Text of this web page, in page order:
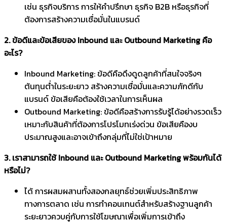
เช่น ธุรกิจบริการ การให้คำปรึกษา ธุรกิจ B2B หรือธุรกิจที่
ต้องการสร้างความเชื่อมั่นในแบรนด์
2. ข้อดีและข้อเสียของ Inbound และ Outbound Marketing คือ
อะไร?
Inbound Marketing: ข้อดีคือดึงดูดลูกค้าที่สนใจจริงๆ
ต้นทุนต่ำในระยะยาว สร้างความเชื่อมั่นและความภักดีกับ
แบรนด์ ข้อเสียคือต้องใช้เวลาในการเห็นผล
Outbound Marketing: ข้อดีคือสร้างการรับรู้ได้อย่างรวดเร็ว
เหมาะกับสินค้าที่ต้องการโปรโมทเร่งด่วน ข้อเสียคืองบ
ประมาณสูงและอาจเข้าถึงกลุ่มที่ไม่ใช่เป้าหมาย
3. เราสามารถใช้ Inbound และ Outbound Marketing พร้อมกันได้
หรือไม่?
ได้ การผสมผสานทั้งสองกลยุทธ์ช่วยเพิ่มประสิทธิภาพ
ทางการตลาด เช่น การทำคอนเทนต์สำหรับสร้างฐานลูกค้า
ระยะยาวควบคู่กับการใช้โฆษณาเพื่อเพิ่มการเข้าถึง